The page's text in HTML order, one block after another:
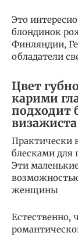
Это
блондинок
Финляндии,
обладатели
Цвет
карими
подходит
визажиста
Практически
блесками для
Эти
женщины
Естественно,